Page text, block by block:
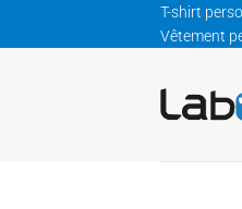
au
T-shirt
Vêtement